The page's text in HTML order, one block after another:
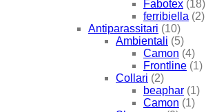
Fabotex (18)
ferribiella (2)
Antiparassitari (10)
Ambientali (5)
Camon (4)
Frontline (1)
Collari (2)
beaphar (1)
Camon (1)